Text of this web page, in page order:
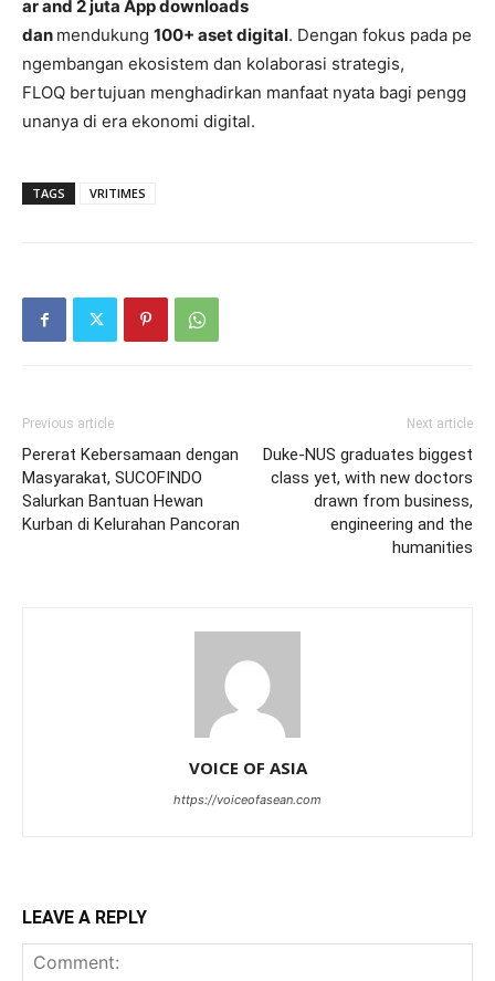
ar and 2 juta App downloads
dan mendukung 100+ aset digital. Dengan fokus pada pe
ngembangan ekosistem dan kolaborasi strategis,
FLOQ bertujuan menghadirkan manfaat nyata bagi pengg
unanya di era ekonomi digital.
TAGS VRITIMES
Previous article
Pererat Kebersamaan dengan
Masyarakat, SUCOFINDO
Salurkan Bantuan Hewan
Kurban di Kelurahan Pancoran
Next article
Duke-NUS graduates biggest
class yet, with new doctors
drawn from business,
engineering and the
humanities
VOICE OF ASIA
https://voiceofasean.com
LEAVE A REPLY